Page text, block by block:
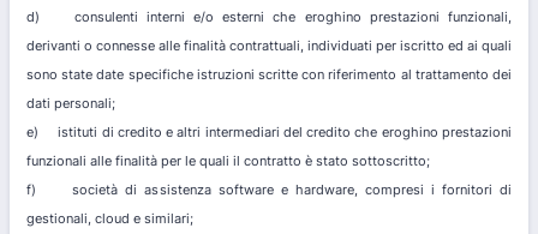
d) consulenti interni e/o esterni che eroghino prestazioni funzionali,
derivanti o connesse alle finalità contrattuali, individuati per iscritto ed ai quali
sono state date specifiche istruzioni scritte con riferimento al trattamento dei
dati personali;
e) istituti di credito e altri intermediari del credito che eroghino prestazioni
funzionali alle finalità per le quali il contratto è stato sottoscritto;
f) società di assistenza software e hardware, compresi i fornitori di
gestionali, cloud e similari;